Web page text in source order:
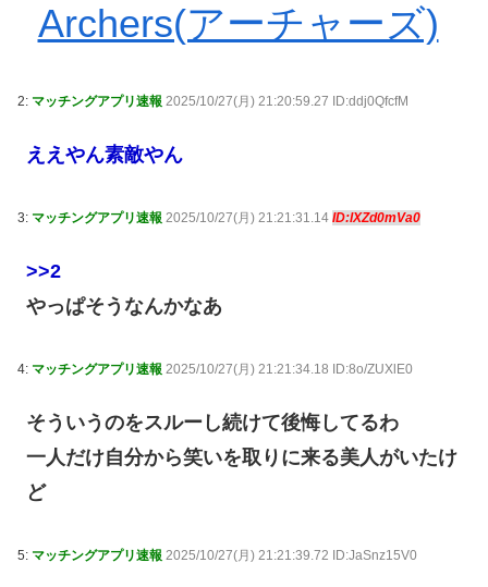
Archers(アーチャーズ)
2: マッチングアプリ速報 2025/10/27(月) 21:20:59.27 ID:ddj0QfcfM
ええやん素敵やん
3: マッチングアプリ速報 2025/10/27(月) 21:21:31.14 ID:lXZd0mVa0
>>2
やっぱそうなんかなあ
4: マッチングアプリ速報 2025/10/27(月) 21:21:34.18 ID:8o/ZUXlE0
そういうのをスルーし続けて後悔してるわ
一人だけ自分から笑いを取りに来る美人がいたけ
ど
5: マッチングアプリ速報 2025/10/27(月) 21:21:39.72 ID:JaSnz15V0